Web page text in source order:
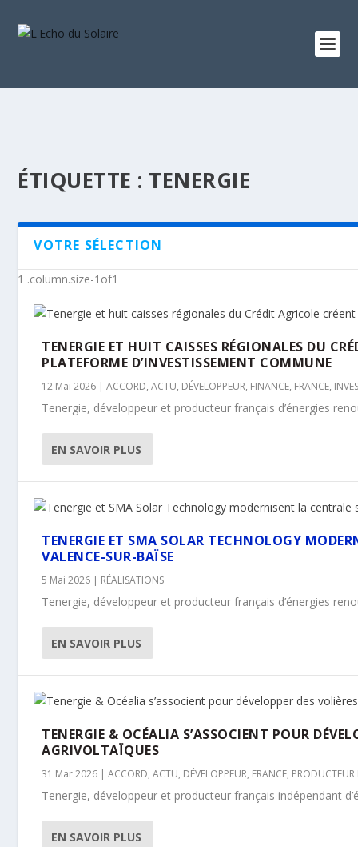
ÉTIQUETTE : TENERGIE
VOTRE SÉLECTION
TENERGIE ET HUIT CAISSES RÉGIONALES DU
PLATEFORME D’INVESTISSEMENT COMMUNE
12 Mai 2026 |ACCORD,ACTU, DÉVELOPPEUR, FINANCE, FRANCE,
Tenergie, développeur et producteur français d’énergies
EN SAVOIR PLUS
TENERGIE ET SMA SOLAR TECHNOLOGY
VALENCE-SUR-BAÏSE
5 Mai 2026 | RÉALISATIONS
Tenergie, développeur et producteur français d’énergies
EN SAVOIR PLUS
TENERGIE & OCÉALIA S’ASSOCIENT POUR
AGRIVOLTAÏQUES
31 Mar 2026 |ACCORD,ACTU, DÉVELOPPEUR, FRANCE, PRODUCTEUR
Tenergie, développeur et producteur français indépendant
EN SAVOIR PLUS